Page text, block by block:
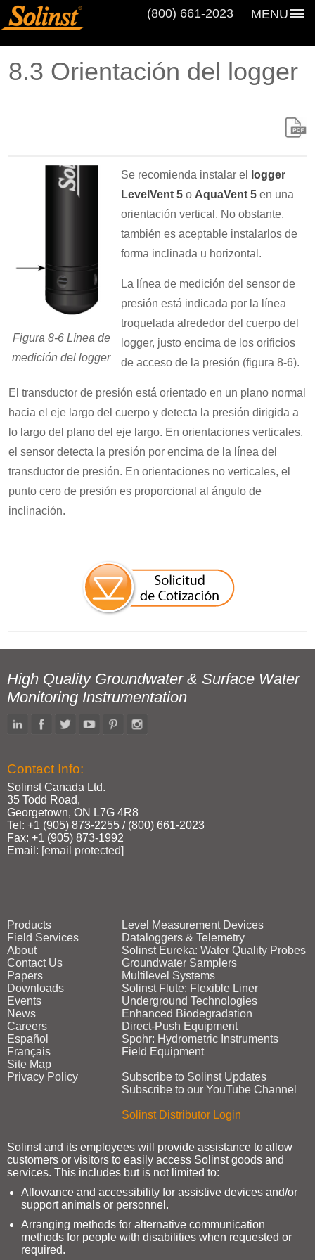
MENU
(800) 661‑2023
8.3 Orientación del logger
Figura 8-6 Línea de
medición del logger
Se recomienda instalar el
logger
LevelVent 5 o AquaVent 5 en una
orientación vertical. No obstante,
también es aceptable instalarlos de
forma inclinada u horizontal.
La línea de medición del sensor de
presión está indicada por la línea
troquelada alrededor del cuerpo del
logger, justo encima de los orificios
de acceso de la presión (figura 8-6).
El transductor de presión está orientado en un plano normal
hacia el eje largo del cuerpo y detecta la presión dirigida a
lo largo del plano del eje largo. En orientaciones verticales,
el sensor detecta la presión por encima de la línea del
transductor de presión. En orientaciones no verticales, el
punto cero de presión es proporcional al ángulo de
inclinación.
High Quality Groundwater & Surface Water
Monitoring Instrumentation
Contact Info:
Solinst Canada Ltd.
35 Todd Road,
Georgetown, ON L7G 4R8
Tel: +1 (905) 873‑2255 / (800) 661‑2023
Fax: +1 (905) 873‑1992
Email: [email protected]
Products
Field Services
About
Contact Us
Papers
Downloads
Events
News
Careers
Español
Français
Site Map
Privacy Policy
Level Measurement Devices
Dataloggers & Telemetry
Solinst Eureka: Water Quality Probes
Groundwater Samplers
Multilevel Systems
Solinst Flute: Flexible Liner
Underground Technologies
Enhanced Biodegradation
Direct‑Push Equipment
Spohr: Hydrometric Instruments
Field Equipment
Subscribe to Solinst Updates
Subscribe to our YouTube Channel
Solinst Distributor Login
Solinst and its employees will provide assistance to allow
customers or visitors to easily access Solinst goods and
services. This includes but is not limited to:
Allowance and accessibility for assistive devices and/or
support animals or personnel.
Arranging methods for alternative communication
methods for people with disabilities when requested or
required.